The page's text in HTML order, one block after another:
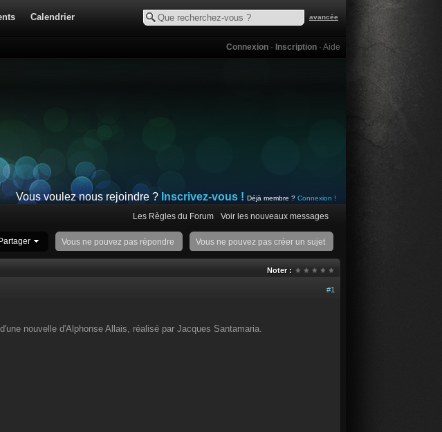
avancée
Calendrier
Connexion · Inscription · Aide
Vous voulez nous rejoindre ? Inscrivez-vous ! Déjà membre ? Connexion !
Les Règles du Forum Voir les nouveaux messages
Vous ne pouvez pas créer un sujet
Vous ne pouvez pas répondre
Partager
Noter :
#1
nouvelle d'Alphonse Allais, réalisé par Jacques Santamaria.